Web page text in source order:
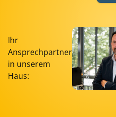
Ihr
Ansprechpartner
in unserem
Haus: